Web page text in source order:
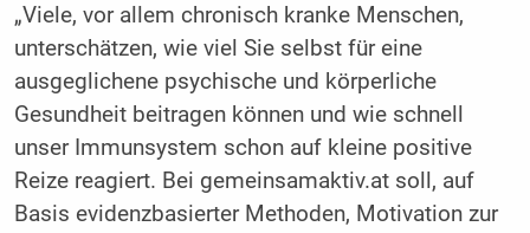
„Viele, vor allem chronisch kranke Menschen,
unterschätzen, wie viel Sie selbst für eine
ausgeglichene psychische und körperliche
Gesundheit beitragen können und wie schnell
unser Immunsystem schon auf kleine positive
Reize reagiert. Bei gemeinsamaktiv.at soll, auf
Basis evidenzbasierter Methoden, Motivation zur